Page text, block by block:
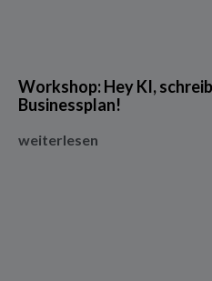
Workshop: Hey KI,
Businessplan!
weiterlesen